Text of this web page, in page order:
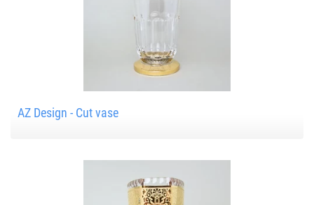
AZ Design - Cut vase